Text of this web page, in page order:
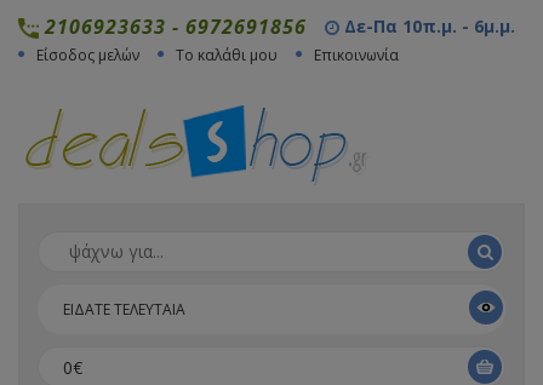
2106923633 - 6972691856 Δε-Πα 10π.μ. - 6μ.μ.
Είσοδος μελών Το καλάθι μου Επικοινωνία
ΕΙΔΑΤΕ ΤΕΛΕΥΤΑΙΑ
0€